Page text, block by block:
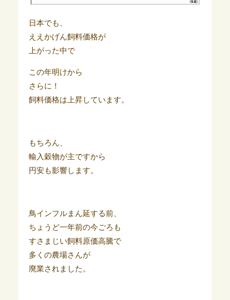
日本でも、
ええかげん飼料価格が
上がった中で
この年明けから
さらに！
飼料価格は上昇しています。
もちろん、
輸入穀物が主ですから
円安も影響します。
鳥インフルまん延する前、
ちょうど一年前の今ごろも
すさまじい飼料原価高騰で
多くの農場さんが
廃業されました。